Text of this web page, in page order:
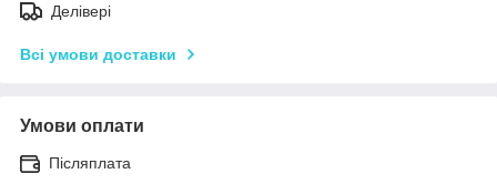
Делівері
Всі умови доставки
Умови оплати
Післяплата